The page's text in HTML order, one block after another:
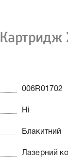
Картридж
006R01702
Ні
Блакитний
Лазерний